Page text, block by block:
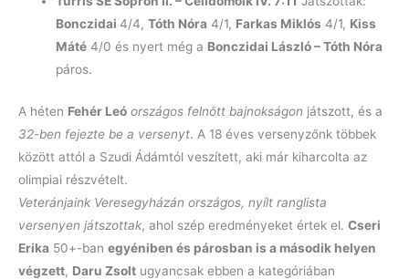
Bonczidai4/4,Tóth Nóra 4/1, Farkas Miklós 4/1, Kiss
Máté 4/0 és nyert még a Bonczidai László – Tóth Nóra
páros.
A héten Fehér Leó országos felnőtt bajnokságon játszott, és a
32-ben fejezte be a versenyt. A 18 éves versenyzőnk többek
között attól a Szudi Ádámtól veszített, aki már kiharcolta az
olimpiai részvételt.
Veteránjaink Veresegyházán országos, nyílt ranglista
versenyen játszottak, ahol szép eredményeket értek el. Cseri
Erika 50+-ban egyéniben és párosban is a második helyen
végzett, Daru Zsolt ugyancsak ebben a kategóriában